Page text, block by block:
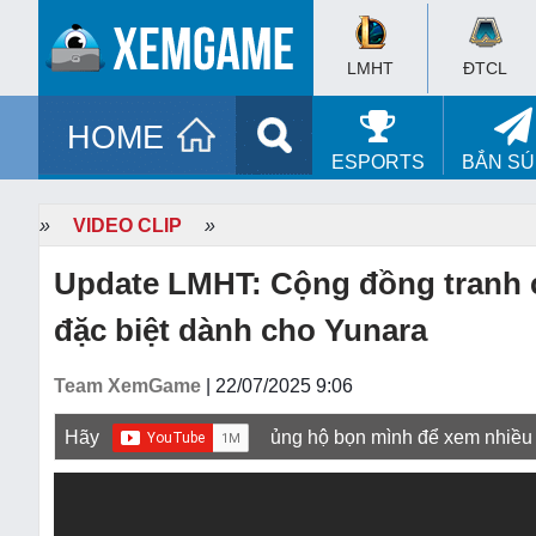
LMHT ĐTCL
HOME
ESPORTS BẮN
» VIDEO CLIP »
Update LMHT: Cộng đồng tranh
đặc biệt dành cho Yunara
Team XemGame | 22/07/2025 9:06
Hãy ủng hộ bọn mình để xem